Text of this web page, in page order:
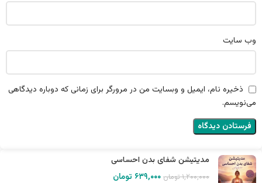
وب‌ سایت
ذخیره نام، ایمیل و وبسایت من در مرورگر برای زمانی که دوباره دیدگاهی
می‌نویسم.
مدیتیشن شفای بدن احساسی
۱,۲۰۰,۰۰۰تومان ۶۳۹,۰۰۰ تومان